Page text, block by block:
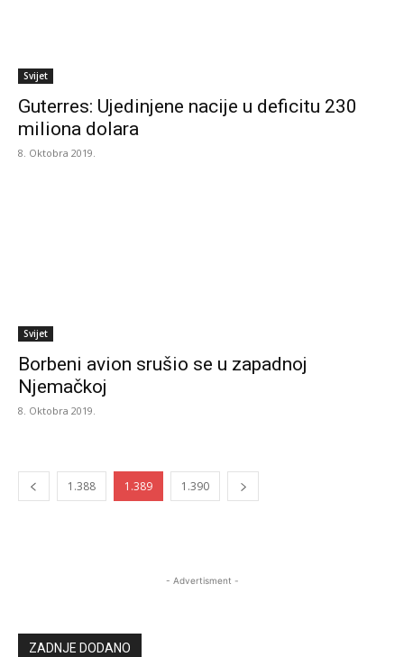
Svijet
Guterres: Ujedinjene nacije u deficitu 230
miliona dolara
8. Oktobra 2019.
Svijet
Borbeni avion srušio se u zapadnoj
Njemačkoj
8. Oktobra 2019.
1.388 1.389 1.390
- Advertisment -
ZADNJE DODANO